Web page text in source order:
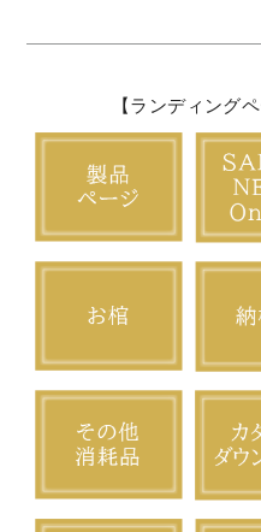
【ランディング